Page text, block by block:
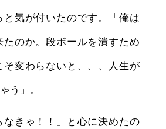
気が付いたのです。「俺は
のか。段ボールを潰すため
そ変わらないと、、、人生が
う」。
きゃ！！」と心に決めたの